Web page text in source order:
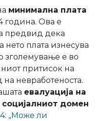
минимална плата
година. Ова е
предвид дека
плата изнесува
зголемување е во
притисок на
на невработеноста.
евалуација на
домен
„Може ли